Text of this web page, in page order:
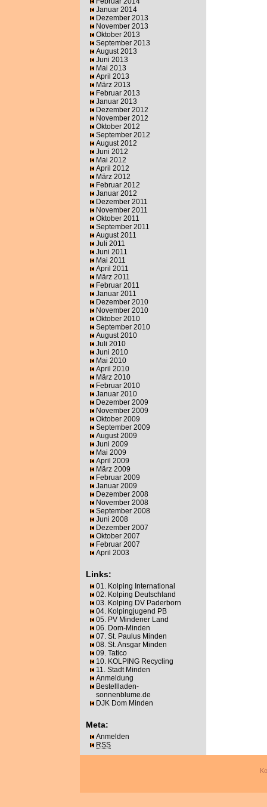
Januar 2014
Dezember 2013
November 2013
Oktober 2013
September 2013
August 2013
Juni 2013
Mai 2013
April 2013
März 2013
Februar 2013
Januar 2013
Dezember 2012
November 2012
Oktober 2012
September 2012
August 2012
Juni 2012
Mai 2012
April 2012
März 2012
Februar 2012
Januar 2012
Dezember 2011
November 2011
Oktober 2011
September 2011
August 2011
Juli 2011
Juni 2011
Mai 2011
April 2011
März 2011
Februar 2011
Januar 2011
Dezember 2010
November 2010
Oktober 2010
September 2010
August 2010
Juli 2010
Juni 2010
Mai 2010
April 2010
März 2010
Februar 2010
Januar 2010
Dezember 2009
November 2009
Oktober 2009
September 2009
August 2009
Juni 2009
Mai 2009
April 2009
März 2009
Februar 2009
Januar 2009
Dezember 2008
November 2008
September 2008
Juni 2008
Dezember 2007
Oktober 2007
Februar 2007
April 2003
Links:
01. Kolping International
02. Kolping Deutschland
03. Kolping DV Paderborn
04. Kolpingjugend PB
05. PV Mindener Land
06. Dom-Minden
07. St. Paulus Minden
08. St. Ansgar Minden
09. Tatico
10. KOLPING Recycling
11. Stadt Minden
Anmeldung
Bestellladen-
sonnenblume.de
DJK Dom Minden
Meta:
Anmelden
RSS